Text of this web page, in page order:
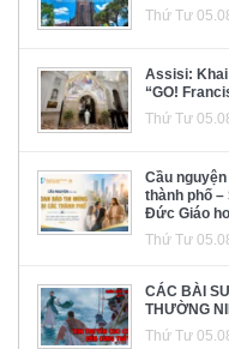
Thứ Tư
Assisi:
“GO!
Thứ Tư
Cầu
thành phố
Đức Giáo
Thứ Tư
CÁC BÀI
THƯỜNG
Thứ Tư